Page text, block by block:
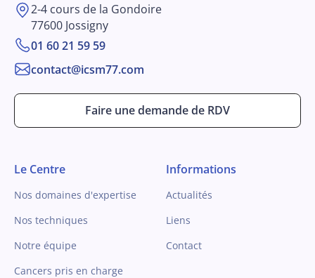
2-4 cours de la Gondoire
77600 Jossigny
01 60 21 59 59
contact@icsm77.com
Faire une demande de RDV
Le Centre
Nos domaines d'expertise
Nos techniques
Notre équipe
Cancers pris en charge
Informations
Actualités
Liens
Contact